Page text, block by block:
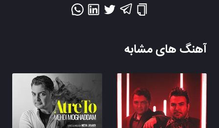
آهنگ های مشابه